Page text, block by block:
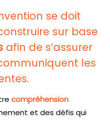
se doit
sur base
afin de s’assurer
les
compréhension
et des défis qui